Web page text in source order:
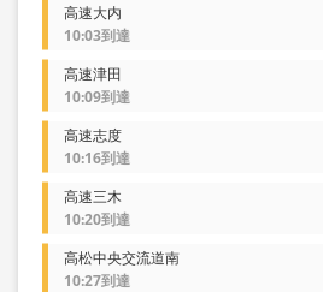
高速大内
10:03到達
高速津田
10:09到達
高速志度
10:16到達
高速三木
10:20到達
高松中央交流道南
10:27到達